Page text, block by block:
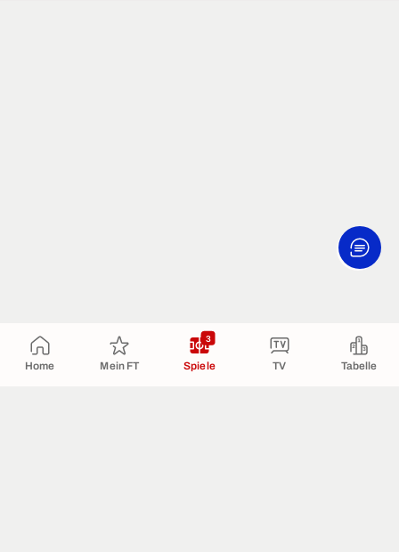
Home Mein FT Spiele
3
TV Tabelle